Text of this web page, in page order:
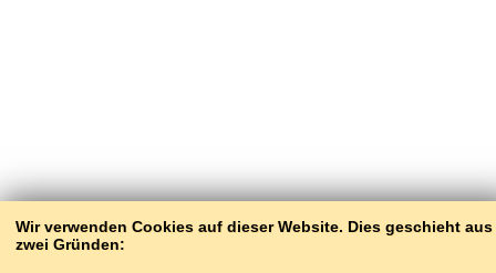
Wir verwenden Cookies auf dieser Website. Dies geschieht aus
zwei Gründen: